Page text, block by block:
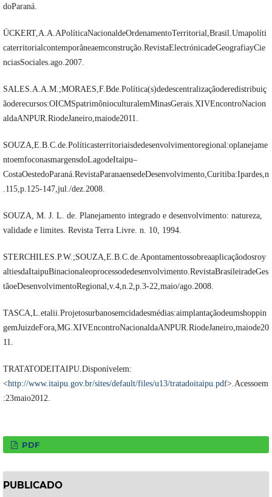
doParaná.
ÜCKERT,A.A.APolíticaNacionaldeOrdenamentoTerritorial,Brasil.Umapolíti
caterritorialcontemporâneaemconstrução.RevistaElectrónicadeGeografiayCie
nciasSociales.ago.2007.
SALES.A.A.M.;MORAES,F.Bde.Política(s)dedescentralizaçãoderedistribuiç
ãoderecursos:OICMSpatrimônioculturalemMinasGerais.XIVEncontroNacion
aldaANPUR.RiodeJaneiro,maiode2011.
SOUZA,E.B.C.de.Políticasterritoriaisdedesenvolvimentoregional:oplanejame
ntoemfoconasmargensdoLagodeItaipu–
CostaOestedoParaná.RevistaParanaensedeDesenvolvimento,Curitiba:Ipardes,n
.115,p.125-147,jul./dez.2008.
SOUZA, M. J. L. de. Planejamento integrado e desenvolvimento: natureza,
validade e limites. Revista Terra Livre. n. 10, 1994.
STERCHILES.P.W.;SOUZA,E.B.C.de.Apontamentossobreaaplicaçãodosroy
altiesdaItaipuBinacionaleoprocessodedesenvolvimento.RevistaBrasileiradeGes
tãoeDesenvolvimentoRegional,v.4,n.2,p.3-22,maio/ago.2008.
TASCA,L.etalii.Projetosurbanosemcidadesmédias:aimplantaçãodeumshoppin
gemJuizdeFora,MG.XIVEncontroNacionaldaANPUR.RiodeJaneiro,maiode20
11.
TRATATODEITAIPU.Disponívelem:
<http://www.itaipu.gov.br/sites/default/files/u13/tratadoitaipu.pdf>.Acessoem
:23maio2012.
PDF
PUBLICADO